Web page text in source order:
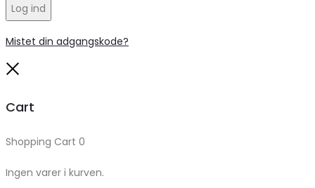
Log ind
Mistet din adgangskode?
Cart
Shopping Cart 0
Ingen varer i kurven.